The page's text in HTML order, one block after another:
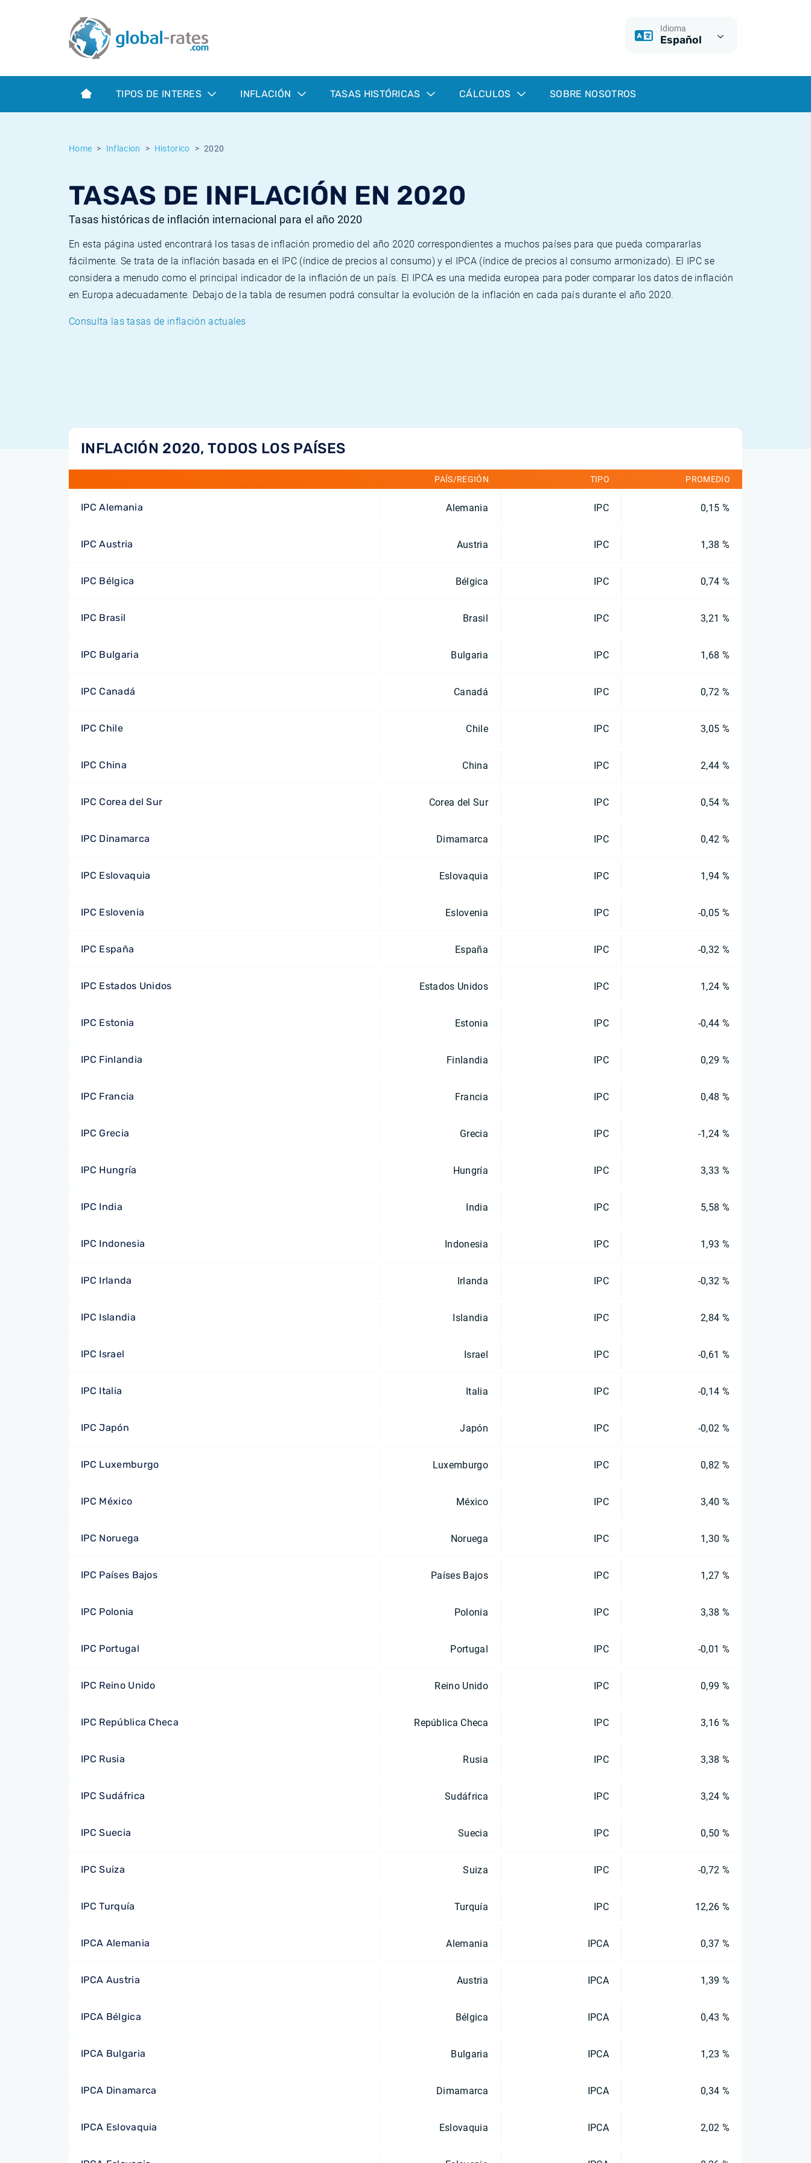
Idioma
Español
TIPOS DE INTERES INFLACIÓN TASAS HISTÓRICAS CÁLCULOS SOBRE NOSOTROS
Home Inflacion Historico 2020
TASAS DE INFLACIÓN EN 2020
Tasas históricas de inflación internacional para el año 2020
En esta página usted encontrará los tasas de inflación promedio del año 2020 correspondientes a muchos países para que pueda compararlas
fácilmente. Se trata de la inflación basada en el IPC (índice de precios al consumo) y el IPCA (índice de precios al consumo armonizado). El IPC se
considera a menudo como el principal indicador de la inflación de un país. El IPCA es una medida europea para poder comparar los datos de inflación
en Europa adecuadamente. Debajo de la tabla de resumen podrá consultar la evolución de la inflación en cada país durante el año 2020.
Consulta las tasas de inflación actuales
INFLACIÓN 2020, TODOS LOS PAÍSES
PAÍS/REGIÓN TIPO PROMEDIO
IPC Alemania Alemania IPC 0,15 %
IPC Austria Austria IPC 1,38 %
IPC Bélgica Bélgica IPC 0,74 %
IPC Brasil Brasil IPC 3,21 %
IPC Bulgaria Bulgaria IPC 1,68 %
IPC Canadá Canadá IPC 0,72 %
IPC Chile Chile IPC 3,05 %
IPC China China IPC 2,44 %
IPC Corea del Sur Corea del Sur IPC 0,54 %
IPC Dinamarca Dimamarca IPC 0,42 %
IPC Eslovaquia Eslovaquia IPC 1,94 %
IPC Eslovenia Eslovenia IPC -0,05 %
IPC España España IPC -0,32 %
IPC Estados Unidos Estados Unidos IPC 1,24 %
IPC Estonia Estonia IPC -0,44 %
IPC Finlandia Finlandia IPC 0,29 %
IPC Francia Francia IPC 0,48 %
IPC Grecia Grecia IPC -1,24 %
IPC Hungría Hungría IPC 3,33 %
IPC India India IPC 5,58 %
IPC Indonesia Indonesia IPC 1,93 %
IPC Irlanda Irlanda IPC -0,32 %
IPC Islandia Islandia IPC 2,84 %
IPC Israel Israel IPC -0,61 %
IPC Italia Italia IPC -0,14 %
IPC Japón Japón IPC -0,02 %
IPC Luxemburgo Luxemburgo IPC 0,82 %
IPC México México IPC 3,40 %
IPC Noruega Noruega IPC 1,30 %
IPC Países Bajos Países Bajos IPC 1,27 %
IPC Polonia Polonia IPC 3,38 %
IPC Portugal Portugal IPC -0,01 %
IPC Reino Unido Reino Unido IPC 0,99 %
IPC República Checa República Checa IPC 3,16 %
IPC Rusia Rusia IPC 3,38 %
IPC Sudáfrica Sudáfrica IPC 3,24 %
IPC Suecia Suecia IPC 0,50 %
IPC Suiza Suiza IPC -0,72 %
IPC Turquía Turquía IPC 12,26 %
IPCA Alemania Alemania IPCA 0,37 %
IPCA Austria Austria IPCA 1,39 %
IPCA Bélgica Bélgica IPCA 0,43 %
IPCA Bulgaria Bulgaria IPCA 1,23 %
IPCA Dinamarca Dimamarca IPCA 0,34 %
IPCA Eslovaquia Eslovaquia IPCA 2,02 %
Term SOFR
¿Qué es la inflación IPC?
¿Qué es la inflación IPCA?
Inflación Mexicano - IPC
Euribor - histórico
ESTER - histórico
Calculadora de inflación